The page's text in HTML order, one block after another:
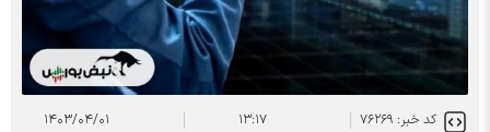
کد خبر: ۷۶۲۶۹ ۱۳:۱۷ ۱۴۰۳/۰۴/۰۱